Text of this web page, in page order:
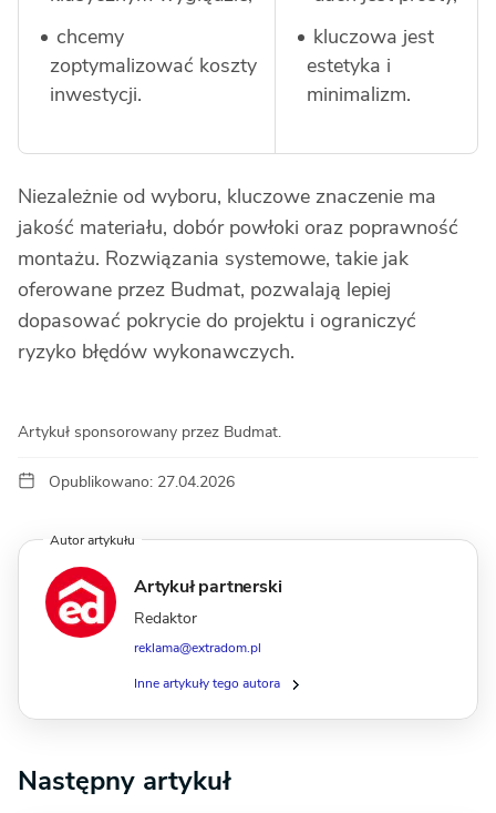
chcemy
zoptymalizować koszty
inwestycji.
kluczowa jest
estetyka i
minimalizm.
Niezależnie od wyboru, kluczowe znaczenie ma
jakość materiału, dobór powłoki oraz poprawność
montażu. Rozwiązania systemowe, takie jak
oferowane przez Budmat, pozwalają lepiej
dopasować pokrycie do projektu i ograniczyć
ryzyko błędów wykonawczych.
Artykuł sponsorowany przez Budmat.
Opublikowano: 27.04.2026
Autor artykułu
Artykuł partnerski
Redaktor
reklama@extradom.pl
Inne artykuły tego autora
Następny artykuł